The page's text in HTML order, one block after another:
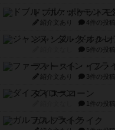
ドブル：ポケットモ
紹介文あり 4件の投稿
ジャンヌ・ダルク-
5件の投稿
ファースト・イン・
紹介文あり 3件の投稿
ダイススローン
1件の投稿
ガルフストライク